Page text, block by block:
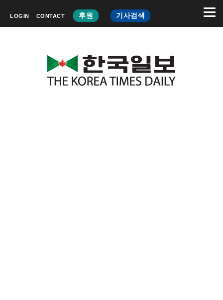
LOGIN CONTACT 후원 기사검색